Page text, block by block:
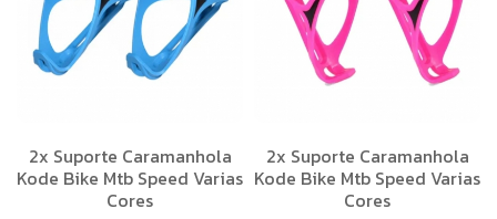
2x Suporte Caramanhola
Kode Bike Mtb Speed Varias
Cores
2x Suporte Caramanhola
Kode Bike Mtb Speed Varias
Cores